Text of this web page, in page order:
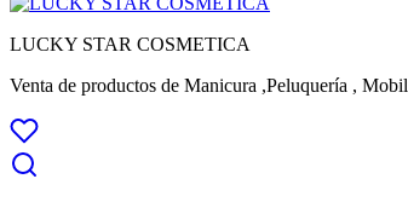
LUCKY STAR COSMETICA
Venta de productos de Manicura ,Peluquería ,